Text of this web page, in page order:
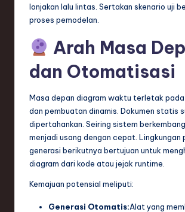
lonjakan lalu lintas. Sertakan skenario uji
proses pemodelan.
Arah Masa
dan Otomatisasi
Masa depan diagram waktu terletak
dan pembuatan dinamis. Dokumen statis
dipertahankan. Seiring sistem
menjadi usang dengan cepat. Lingkungan
generasi berikutnya bertujuan untuk
diagram dari kode atau jejak runtime.
Kemajuan potensial meliputi:
Generasi Otomatis:Alat yang